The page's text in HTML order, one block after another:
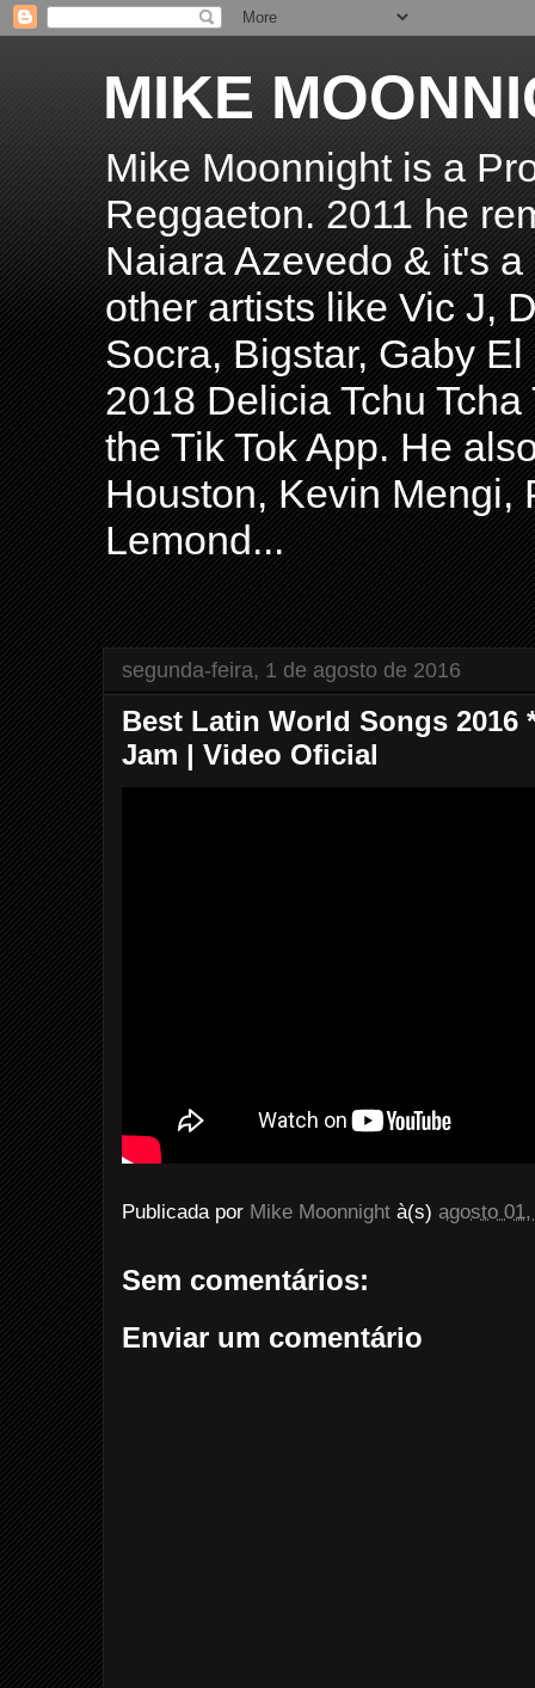
MIKE
Mike Moonnight is a
Reggaeton. 2011 he
Naiara Azevedo & it's
other artists like Vic J,
Socra, Bigstar, Gaby
2018 Delicia Tchu
the Tik Tok App. He
Houston, Kevin Mengi,
Lemond...
segunda-feira, 1 de agosto de 2016
Best Latin World Songs 2016
Jam | Video Oficial
Publicada por Mike Moonnight à(s) agosto
Sem comentários:
Enviar um comentário